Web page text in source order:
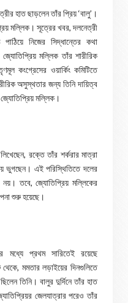
হাত ছাড়লেন তাঁর প্রিয় ‘বালু’।
মল্লিক। সূত্রের খবর, দলনেত্রী
পাঠিয়ে নিজের সিদ্ধান্তের কথা
মল্লিক তাঁর শারীরিক
কংগ্রেসের ওয়ার্কিং কমিটিতে
অসুস্থতার জন্য তিনি দায়িত্ব
জ্যোতিপ্রিয় মল্লিক।
রক্তে তাঁর শর্করার মাত্রা
ভুগছেন। এই পরিস্থিতিতে দলের
তবে, জ্যোতিপ্রিয় মল্লিকের
শুরু হয়েছে।
মধ্যে প্রথম সারিতেই রয়েছে
মমতার লড়াইয়ের দিনগুলিতে
তিনি। বালুর দুর্দিনে তাঁর হাত
জেলযাত্রার পরেও তাঁর